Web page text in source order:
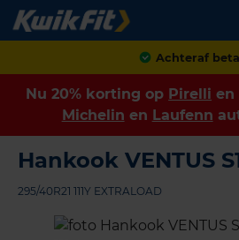
Achteraf
Nu 20% korting op Pirelli en
Michelin en Laufenn
Hankook VENTUS
295/40R21 111Y EXTRALOAD